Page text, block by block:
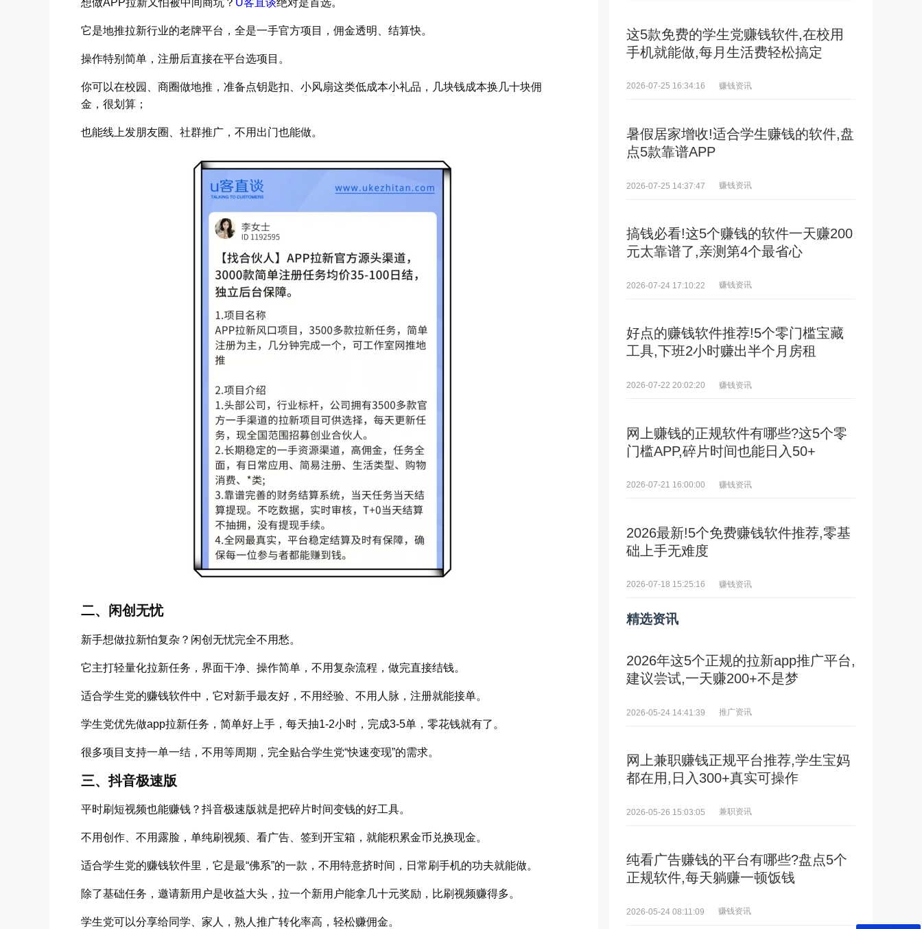
它是地推拉新行业的老牌平台，全是一手官方项目，佣金透明、结算快。
操作特别简单，注册后直接在平台选项目。
你可以在校园、商圈做地推，准备点钥匙扣、小风扇这类低成本小礼品，几块钱成本换几十块佣
金，很划算；
也能线上发朋友圈、社群推广，不用出门也能做。
二、闲创无忧
新手想做拉新怕复杂？闲创无忧完全不用愁。
它主打轻量化拉新任务，界面干净、操作简单，不用复杂流程，做完直接结钱。
适合学生党的赚钱软件中，它对新手最友好，不用经验、不用人脉，注册就能接单。
学生党优先做app拉新任务，简单好上手，每天抽1-2小时，完成3-5单，零花钱就有了。
很多项目支持一单一结，不用等周期，完全贴合学生党“快速变现”的需求。
三、抖音极速版
平时刷短视频也能赚钱？抖音极速版就是把碎片时间变钱的好工具。
不用创作、不用露脸，单纯刷视频、看广告、签到开宝箱，就能积累金币兑换现金。
适合学生党的赚钱软件里，它是最“佛系”的一款，不用特意挤时间，日常刷手机的功夫就能做。
除了基础任务，邀请新用户是收益大头，拉一个新用户能拿几十元奖励，比刷视频赚得多。
学生党可以分享给同学、家人，熟人推广转化率高，轻松赚佣金。
这5款免费的学生党赚钱软件,在校用
手机就能做,每月生活费轻松搞定
2026-07-25 16:34:16 赚钱资讯
暑假居家增收!适合学生赚钱的软件,盘
点5款靠谱APP
2026-07-25 14:37:47 赚钱资讯
搞钱必看!这5个赚钱的软件一天赚200
元太靠谱了,亲测第4个最省心
2026-07-24 17:10:22 赚钱资讯
好点的赚钱软件推荐!5个零门槛宝藏
工具,下班2小时赚出半个月房租
2026-07-22 20:02:20 赚钱资讯
网上赚钱的正规软件有哪些?这5个零
门槛APP,碎片时间也能日入50+
2026-07-21 16:00:00 赚钱资讯
2026最新!5个免费赚钱软件推荐,零基
础上手无难度
2026-07-18 15:25:16 赚钱资讯
精选资讯
2026年这5个正规的拉新app推广平台,
建议尝试,一天赚200+不是梦
2026-05-24 14:41:39 推广资讯
网上兼职赚钱正规平台推荐,学生宝妈
都在用,日入300+真实可操作
2026-05-26 15:03:05 兼职资讯
纯看广告赚钱的平台有哪些?盘点5个
正规软件,每天躺赚一顿饭钱
2026-05-24 08:11:09 赚钱资讯